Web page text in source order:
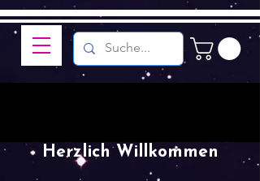
Herzlich Willkommen